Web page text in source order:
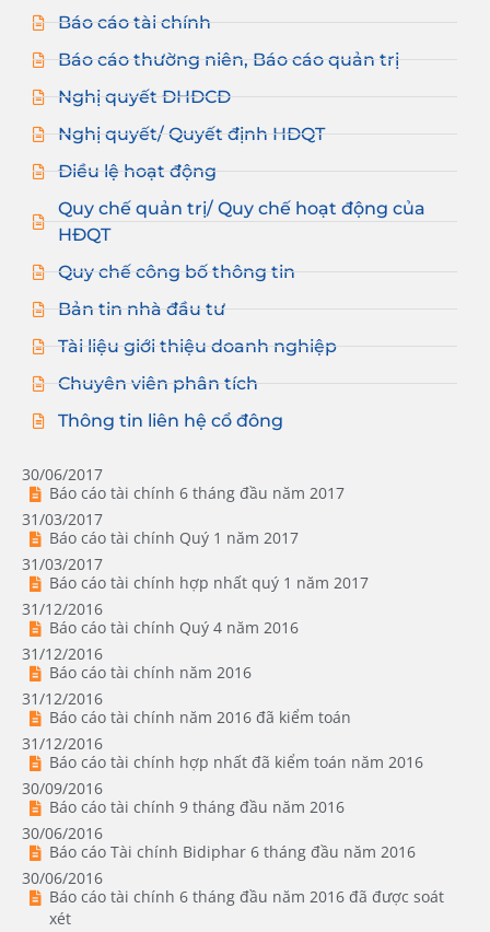
Báo cáo tài chính
Báo cáo thường niên, Báo cáo quản trị
Nghị quyết ĐHĐCĐ
Nghị quyết/ Quyết định HĐQT
Điều lệ hoạt động
Quy chế quản trị/ Quy chế hoạt động của
HĐQT
Quy chế công bố thông tin
Bản tin nhà đầu tư
Tài liệu giới thiệu doanh nghiệp
Chuyên viên phân tích
Thông tin liên hệ cổ đông
30/06/2017
Báo cáo tài chính 6 tháng đầu năm 2017
31/03/2017
Báo cáo tài chính Quý 1 năm 2017
31/03/2017
Báo cáo tài chính hợp nhất quý 1 năm 2017
31/12/2016
Báo cáo tài chính Quý 4 năm 2016
31/12/2016
Báo cáo tài chính năm 2016
31/12/2016
Báo cáo tài chính năm 2016 đã kiểm toán
31/12/2016
Báo cáo tài chính hợp nhất đã kiểm toán năm 2016
30/09/2016
Báo cáo tài chính 9 tháng đầu năm 2016
30/06/2016
Báo cáo Tài chính Bidiphar 6 tháng đầu năm 2016
30/06/2016
Báo cáo tài chính 6 tháng đầu năm 2016 đã được soát
xét